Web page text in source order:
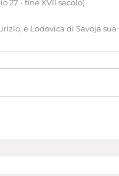
27 - fine XVII secolo)
e Lodovica di Savoja sua